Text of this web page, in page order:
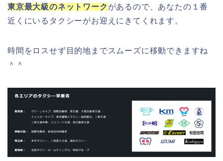
東京最大級のネットワーク があるので、あなたの１番
近くにいるタクシーがお迎えにきてくれます。
時間をロスせず目的地までスムーズに移動できますね
＾＾